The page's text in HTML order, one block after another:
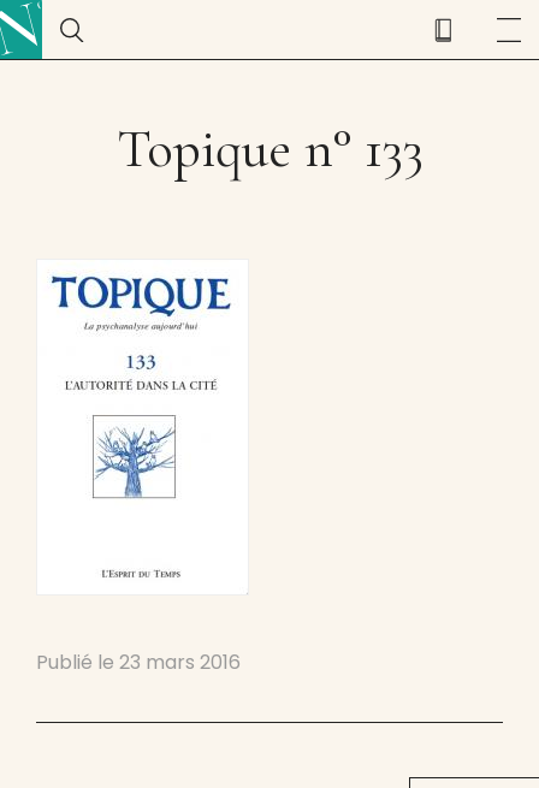
Topique n° 133
Publié le 23 mars 2016